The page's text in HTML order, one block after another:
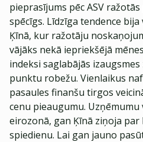
pieprasījums pēc ASV
spēcīgs. Līdzīga tendence
Ķīnā, kur ražotāju
vājāks nekā iepriekšējā
indeksi saglabājās
punktu robežu. Vienlaikus
pasaules finanšu tirgos
cenu pieaugumu. Uzņēmumu
eirozonā, gan Ķīnā ziņoja
spiedienu. Lai gan jauno